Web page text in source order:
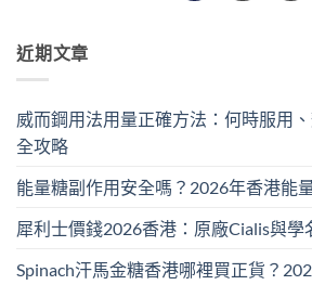
近期文章
威而鋼用法用量正確方法：何時服用
全攻略
能量糖副作用安全嗎？2026年香港能
犀利士價錢2026香港：原廠Cialis與學
Spinach汗馬金糖香港哪裡買正貨？